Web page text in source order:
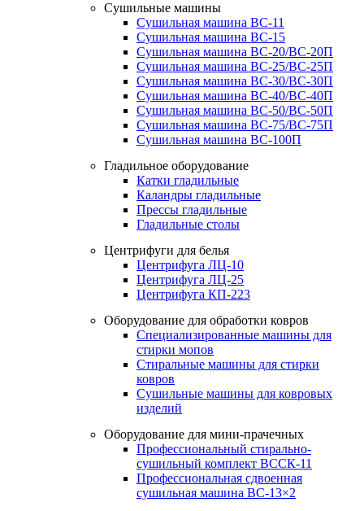
Сушильные машины
Сушильная машина ВС-11
Сушильная машина ВС-15
Сушильная машина ВС-20/ВС-20П
Сушильная машина ВС-25/ВС-25П
Сушильная машина ВС-30/ВС-30П
Сушильная машина ВС-40/ВС-40П
Сушильная машина ВС-50/ВС-50П
Сушильная машина ВС-75/ВС-75П
Сушильная машина ВС-100П
Гладильное оборудование
Катки гладильные
Каландры гладильные
Прессы гладильные
Гладильные столы
Центрифуги для белья
Центрифуга ЛЦ-10
Центрифуга ЛЦ-25
Центрифуга КП-223
Оборудование для обработки ковров
Специализированные машины для
стирки мопов
Стиральные машины для стирки
ковров
Сушильные машины для ковровых
изделий
Оборудование для мини-прачечных
Профессиональный стирально-
сушильный комплект ВССК-11
Профессиональная сдвоенная
сушильная машина ВС-13×2